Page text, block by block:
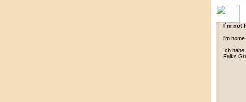
I`m not
i'm home
Ich habe
Falks